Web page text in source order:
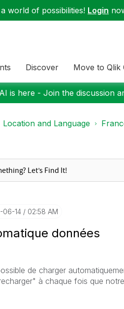
world of possibilities! Login
Discover Move to Qlik
is here - Join the discussion
Location and Language
06-14 02:58 AM
données
de charger
à chaque fois que